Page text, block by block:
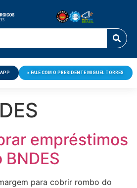
APP FALE COM O PRESIDENTE MIGUEL TORRES
empréstimos
para cobrir rombo do